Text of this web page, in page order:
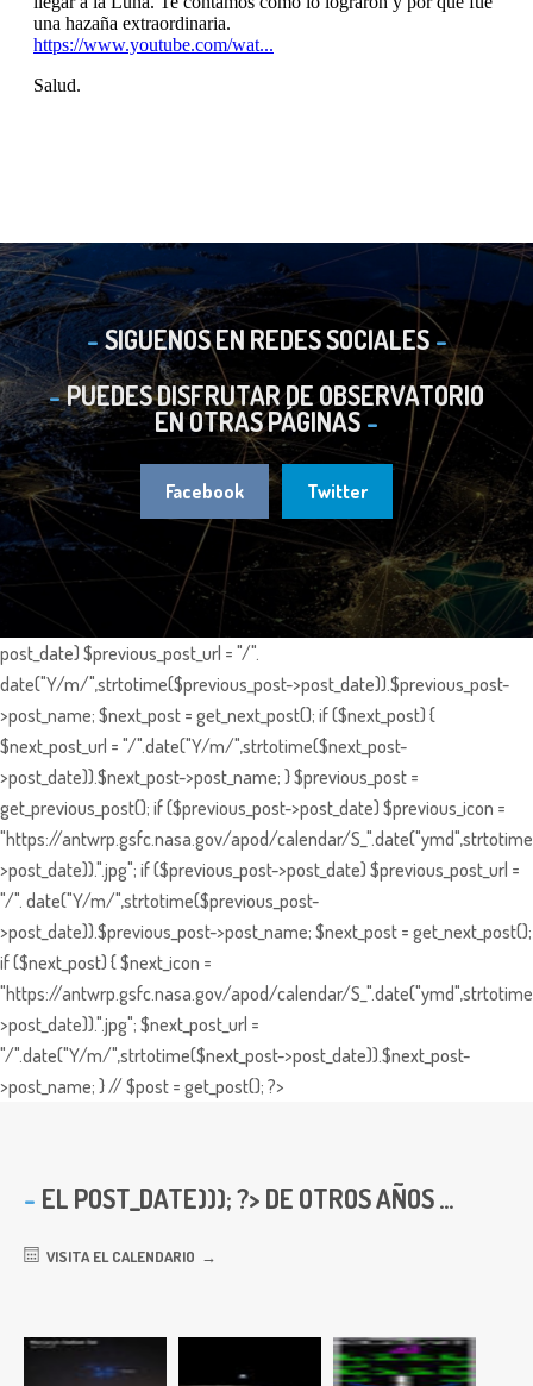
SIGUENOS EN REDES SOCIALES
PUEDES DISFRUTAR DE OBSERVATORIO
EN OTRAS PÁGINAS
Facebook Twitter
post_date) $previous_post_url = "/".
date("Y/m/",strtotime($previous_post->post_date)).$previous_post-
>post_name; $next_post = get_next_post(); if ($next_post) {
$next_post_url = "/".date("Y/m/",strtotime($next_post-
>post_date)).$next_post->post_name; } $previous_post =
get_previous_post(); if ($previous_post->post_date) $previous_icon =
"https://antwrp.gsfc.nasa.gov/apod/calendar/
>post_date)).".jpg"; if ($previous_post->post_date) $previous_post_url =
"/". date("Y/m/",strtotime($previous_post-
>post_date)).$previous_post->post_name; $next_post = get_next_post();
if ($next_post) { $next_icon =
"https://antwrp.gsfc.nasa.gov/apod/calendar/
>post_date)).".jpg"; $next_post_url =
"/".date("Y/m/",strtotime($next_post->post_date)).$next_post-
>post_name; } // $post = get_post(); ?>
EL POST_DATE))); ?> DE OTROS AÑOS ...
VISITA EL CALENDARIO